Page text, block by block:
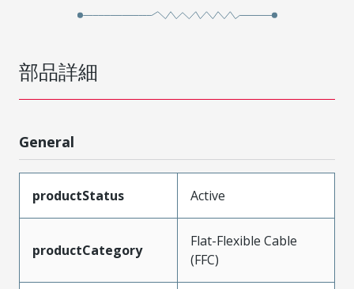
部品詳細
General
productStatus Active
productCategory
Flat-Flexible Cable
(FFC)